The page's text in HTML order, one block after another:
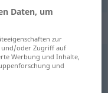
,grunnlegge
Daten, um
zur
und/oder Zugriff auf
Werbung und Inhalte,
und